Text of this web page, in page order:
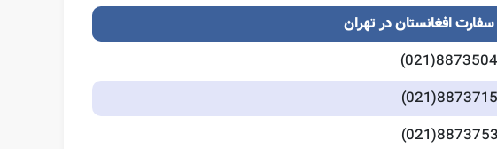
افغانستان در تهران